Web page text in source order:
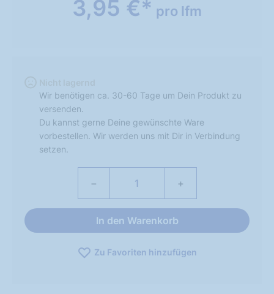
3,95 €* pro lfm
Wir benötigen ca. 30-60 Tage um Dein Produkt zu
versenden.
Du kannst gerne Deine gewünschte Ware
vorbestellen. Wir werden uns mit Dir in Verbindung
setzen.
− +
In den Warenkorb
Zu Favoriten hinzufügen